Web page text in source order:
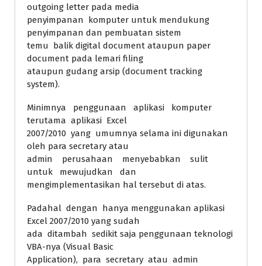
outgoing letter pada media
penyimpanan komputer untuk mendukung
penyimpanan dan pembuatan sistem
temu balik digital document ataupun paper
document pada lemari filing
ataupun gudang arsip (document tracking
system).
Minimnya penggunaan aplikasi komputer
terutama aplikasi Excel
2007/2010 yang umumnya selama ini digunakan
oleh para secretary atau
admin perusahaan menyebabkan sulit
untuk mewujudkan dan
mengimplementasikan hal tersebut di atas.
Padahal dengan hanya menggunakan aplikasi
Excel 2007/2010 yang sudah
ada ditambah sedikit saja penggunaan teknologi
VBA-nya (Visual Basic
Application), para secretary atau admin